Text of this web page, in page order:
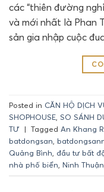
các “thiên đường
và mới nhất là Phan
sản gia nhập cuộc
Posted in CĂN HỘ DỊCH
SHOPHOUSE SO SÁNH
TƯ
| Tagged An Khang
batdongsan
Quảng Bình đầu tư bất
nhà phố biển Ninh Thuận